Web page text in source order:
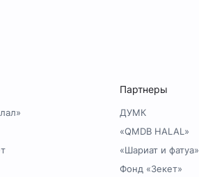
Партнеры
ДУМК
«QMDB HALAL»
«Шариат и фатуа»
Фонд «Зекет»